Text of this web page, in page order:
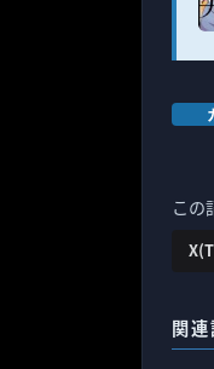
この
関